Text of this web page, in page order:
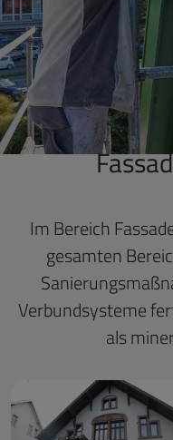
Im Bereich
gesamten
Verbundsysteme
als